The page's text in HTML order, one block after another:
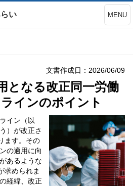
い MENU
文書作成日：2026/06/09
となる改正同一労働
インのポイント
イン（以
）が改正さ
ます。その
の適用に向
あるような
求められま
経緯、改正